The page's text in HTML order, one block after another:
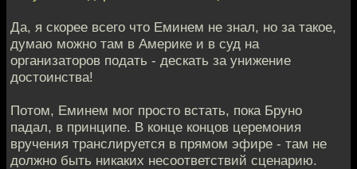
Да, я скорее всего что Еминем не знал, но за такое,
думаю можно там в Америке и в суд на
организаторов подать - дескать за унижение
достоинства!
Потом, Еминем мог просто встать, пока Бруно
падал, в принципе. В конце концов церемония
вручения транслируется в прямом эфире - там не
должно быть никаких несоответствий сценарию.